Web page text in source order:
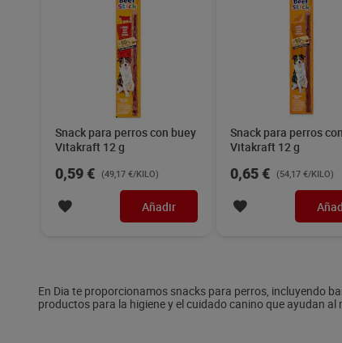
Snack para perros con buey
Vitakraft 12 g
0,59 € (49,17 €/KILO)
Añadir
Snack para perros
Vitakraft 12 g
0,65 € (54,17 €/KILO)
En Dia te proporcionamos snacks para perros, incluyendo
productos para la higiene y el cuidado canino que ayudan